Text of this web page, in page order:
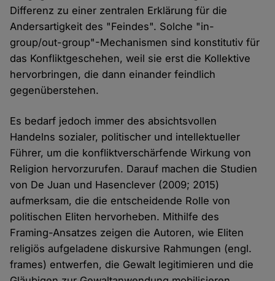
Differenz zu einer zentralen Erklärung für die
Andersartigkeit des "Feindes". Solche "in-
group/out-group"-Mechanismen sind konstitutiv für
das Konfliktgeschehen, weil sie erst die Kollektive
hervorbringen, die dann einander feindlich
gegenüberstehen.
Es bedarf jedoch immer des absichtsvollen
Handelns sozialer, politischer und intellektueller
Führer, um die konfliktverschärfende Wirkung von
Religion hervorzurufen. Darauf machen die Studien
von De Juan und Hasenclever (2009; 2015)
aufmerksam, die die entscheidende Rolle von
politischen Eliten hervorheben. Mithilfe des
Framing-Ansatzes zeigen die Autoren, wie Eliten
religiös aufgeladene diskursive Rahmungen (engl.
frames) entwerfen, die Gewalt legitimieren und die